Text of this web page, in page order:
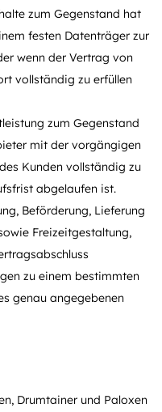
zum Gegenstand hat
festen Datenträger zur
wenn der Vertrag von
vollständig zu erfüllen
zum Gegenstand
mit der vorgängigen
Kunden vollständig zu
abgelaufen ist.
Beförderung, Lieferung
Freizeitgestaltung,
zu einem bestimmten
genau angegebenen
Drumtainer und Paloxen